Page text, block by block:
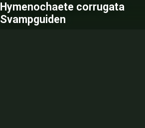
Hymenochaete corrugata
Svampguiden